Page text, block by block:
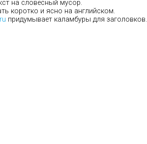
на словесный мусор.
коротко и ясно на английском.
придумывает каламбуры для заголовков.